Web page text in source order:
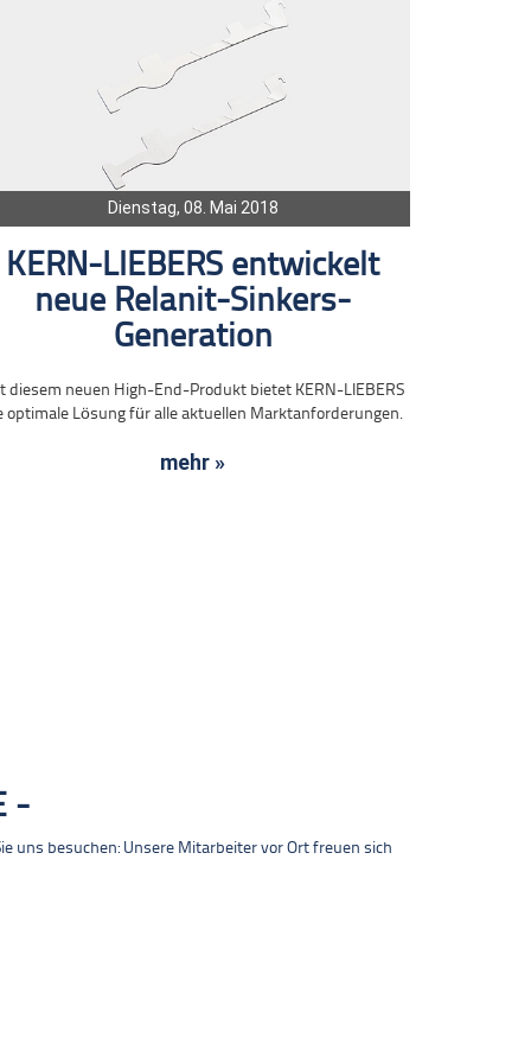
Dienstag, 08. Mai 2018
KERN-LIEBERS entwickelt
neue Relanit-Sinkers-
Generation
diesem neuen High-End-Produkt bietet KERN-LIEBERS
optimale Lösung für alle aktuellen Marktanforderungen.
mehr »
uns besuchen: Unsere Mitarbeiter vor Ort freuen sich